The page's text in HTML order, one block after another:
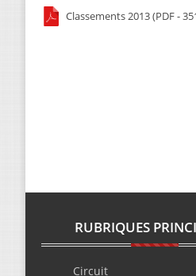
Classements 2013 (PDF -
RUBRIQUES
Circuit